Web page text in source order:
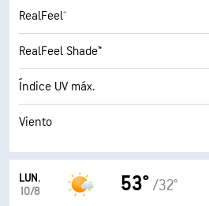
RealFeel®
RealFeel Shade™
Índice UV máx.
Viento
LUN.
10/8
53° /32°